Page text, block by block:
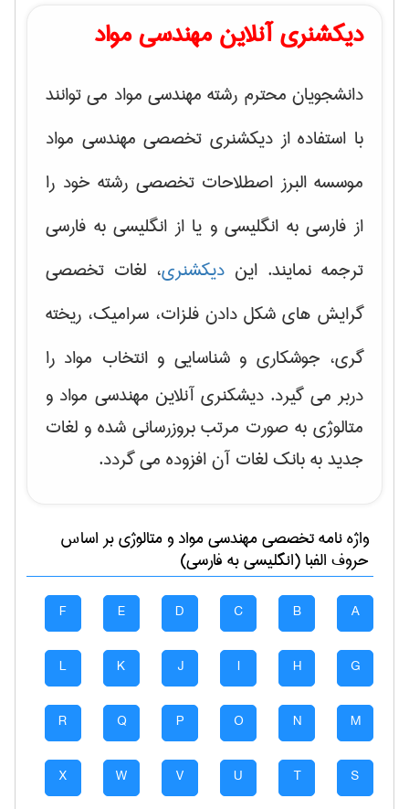
دیکشنری آنلاین مهندسی مواد
دانشجویان محترم رشته مهندسی مواد می توانند
با استفاده از دیکشنری تخصصی مهندسی مواد
موسسه البرز اصطلاحات تخصصی رشته خود را
از فارسی به انگلیسی و یا از انگلیسی به فارسی
ترجمه نمایند. این دیکشنری، لغات تخصصی
گرایش های شکل دادن فلزات، سرامیک، ریخته
گری، جوشکاری و شناسایی و انتخاب مواد را
دربر می گیرد. دیشکنری آنلاین مهندسی مواد و
متالوژی به صورت مرتب بروزرسانی شده و لغات
جدید به بانک لغات آن افزوده می گردد.
واژه نامه تخصصیمهندسی مواد و متالوژیبر اساس
حروف الفبا (انگلیسی به فارسی)
A
B
C
D
E
F
G
H
I
J
K
L
M
N
O
P
Q
R
S
T
U
V
W
X